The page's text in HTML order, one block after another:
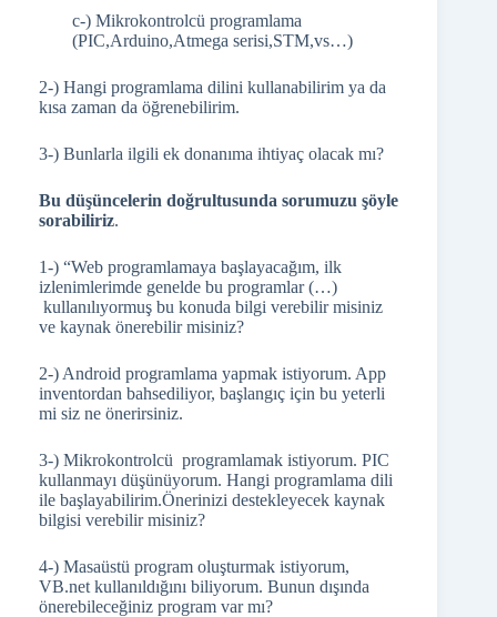
c-) Mikrokontrolcü programlama
(PIC,Arduino,Atmega serisi,STM,vs…)
2-) Hangi programlama dilini kullanabilirim ya da
kısa zaman da öğrenebilirim.
3-) Bunlarla ilgili ek donanıma ihtiyaç olacak mı?
Bu düşüncelerin doğrultusunda sorumuzu şöyle
sorabiliriz.
1-) “Web programlamaya başlayacağım, ilk
izlenimlerimde genelde bu programlar (…)
kullanılıyormuş bu konuda bilgi verebilir misiniz
ve kaynak önerebilir misiniz?
2-) Android programlama yapmak istiyorum. App
inventordan bahsediliyor, başlangıç için bu yeterli
mi siz ne önerirsiniz.
3-) Mikrokontrolcü programlamak istiyorum. PIC
kullanmayı düşünüyorum. Hangi programlama dili
ile başlayabilirim.Önerinizi destekleyecek kaynak
bilgisi verebilir misiniz?
4-) Masaüstü program oluşturmak istiyorum,
VB.net kullanıldığını biliyorum. Bunun dışında
önerebileceğiniz program var mı?